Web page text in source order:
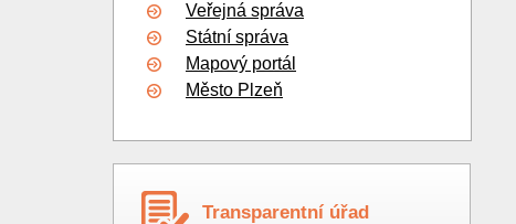
Veřejná správa
Státní správa
Mapový portál
Město Plzeň
Transparentní úřad